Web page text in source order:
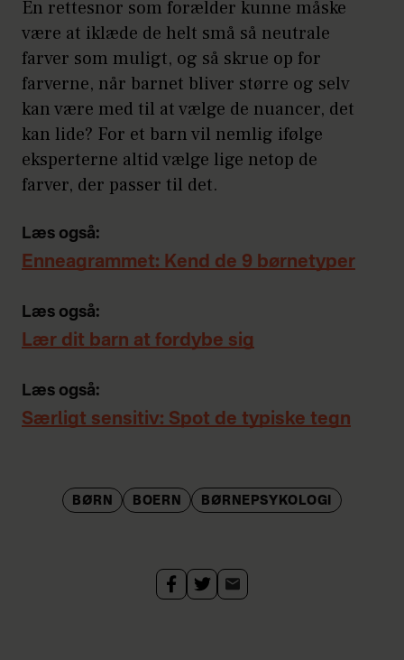
En rettesnor som forælder kunne måske
være at iklæde de helt små så neutrale
farver som muligt, og så skrue op for
farverne, når barnet bliver større og selv
kan være med til at vælge de nuancer, det
kan lide? For et barn vil nemlig ifølge
eksperterne altid vælge lige netop de
farver, der passer til det.
Læs også:
Enneagrammet: Kend de 9 børnetyper
Læs også:
Lær dit barn at fordybe sig
Læs også:
Særligt sensitiv: Spot de typiske tegn
BØRN BOERN BØRNEPSYKOLOGI